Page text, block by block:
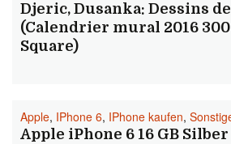
Djeric, Dusanka: Dessins
(Calendrier mural 2016 300
Square)
Apple, IPhone 6, IPhone kaufen,
Apple iPhone 6 16 GB Silber